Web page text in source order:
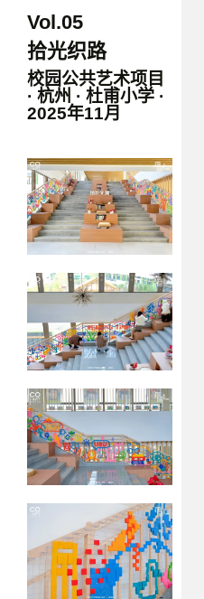
Vol.05
拾光织路
校园公共艺术项目
· 杭州 · 杜甫小学 ·
2025年11月